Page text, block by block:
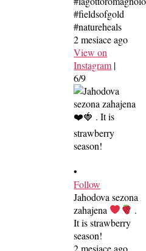
#fieldsofgold
#natureheals
2 mesiace ago
View on
Instagram |
6/9
•
Follow
Jahodova sezona
zahajena
.
It is strawberry
season!
2 mesiace ago